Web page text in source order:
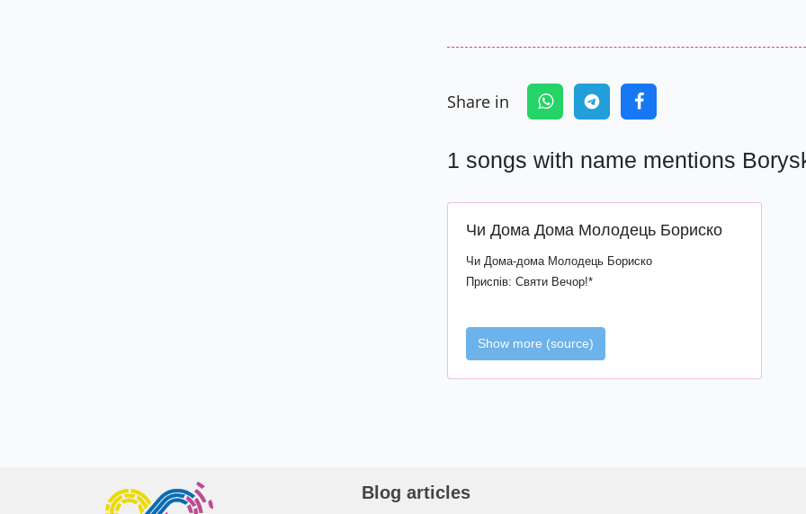
Share in
1 songs with name mentions
Чи Дома Дома Молодець Бориско
Чи Дома-дома Молодець Бориско
Приспів: Святи Вечор!*
Show more (source)
Blog articles